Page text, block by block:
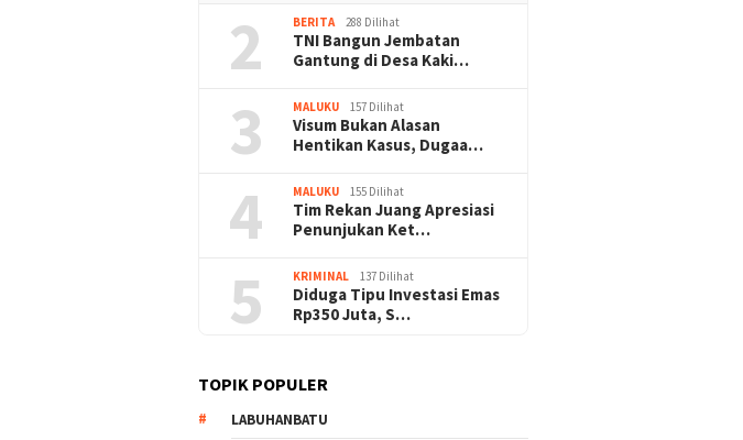
2 BERITA 288 Dilihat
TNI Bangun Jembatan
Gantung di Desa Kaki…
3 MALUKU 157 Dilihat
Visum Bukan Alasan
Hentikan Kasus, Dugaa…
4 MALUKU 155 Dilihat
Tim Rekan Juang Apresiasi
Penunjukan Ket…
5 KRIMINAL 137 Dilihat
Diduga Tipu Investasi Emas
Rp350 Juta, S…
TOPIK POPULER
LABUHANBATU